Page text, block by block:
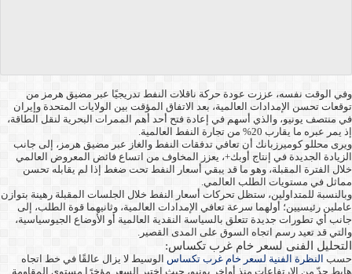
وفي الوقت نفسه، عززت عودة حركة ناقلات النفط تدريجيًا عبر مضيق هرمز من
توقعات تحسن الإمدادات العالمية، بعد الاتفاق المؤقت بين الولايات المتحدة وإيران
في منتصف يونيو، والذي أسهم في إعادة فتح أحد أهم الممرات البحرية لنقل الطاقة،
إذ يمر عبره ما يقارب 20% من تجارة النفط العالمية.
ويرى محللو كوميرزبانك أن تعافي تدفقات النفط والغاز عبر مضيق هرمز، إلى جانب
الزيادة الجديدة في إنتاج أوبك+، يعزز المخاوف من اتساع فائض المعروض العالمي
خلال الفترة المقبلة، وهو ما قد يبقي أسعار النفط تحت ضغط إذا لم يقابله تحسن
مماثل في مستويات الطلب العالمي.
وبالنسبة للمتداولين، ستظل تحركات أسعار النفط خلال الجلسات المقبلة رهينة بتوازن
عاملين رئيسيين؛ أولهما سرعة تعافي الإمدادات العالمية، وثانيهما قوة الطلب، إلى
جانب أي تطورات جديدة تتعلق بالسياسة النقدية العالمية أو الأوضاع الجيوسياسية،
والتي قد تعيد رسم اتجاه السوق على المدى القصير.
التحليل الفنى لسعر خام غرب تكساس:
حسب النظرة الفنية لسعر خام غرب تكساس الوسيط لا يزال عالقًا في خط اتجاه
هابط حدّ من الارتفاعات منذ أواخر يونيو، حيث اختبر السعر مؤخرًا مستوى المقاومة